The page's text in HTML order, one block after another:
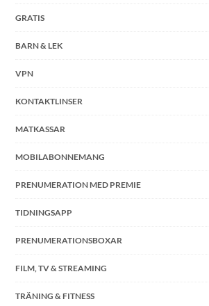
GRATIS
BARN & LEK
VPN
KONTAKTLINSER
MATKASSAR
MOBILABONNEMANG
PRENUMERATION MED PREMIE
TIDNINGSAPP
PRENUMERATIONSBOXAR
FILM, TV & STREAMING
TRÄNING & FITNESS